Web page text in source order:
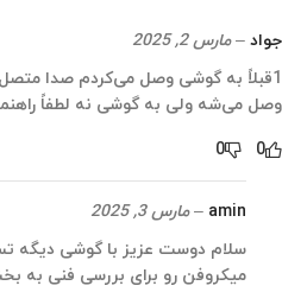
جواد – مارس 2, 2025
1قبلاً به گوشی وصل می‌کردم صدا
وصل می‌شه ولی به گوشی نه لطفاً
0
0
amin
– مارس 3, 2025
سلام دوست عزیز با گوشی دیگه
میکروفن رو برای بررسی فنی